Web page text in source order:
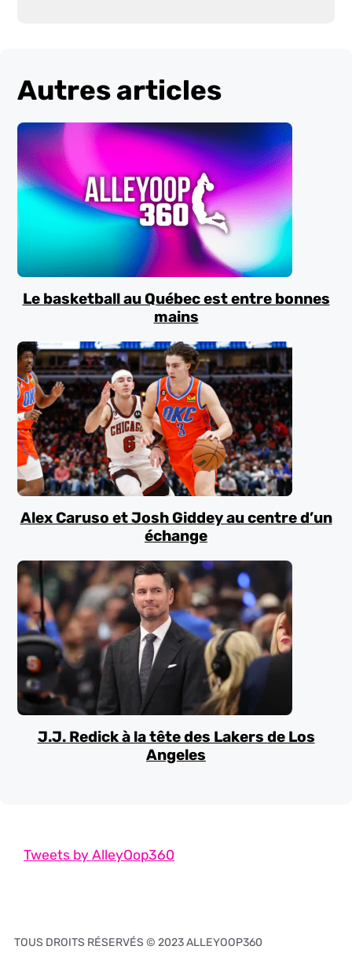
Autres articles
Le basketball au Québec est entre bonnes
mains
Alex Caruso et Josh Giddey au centre d’un
échange
J.J. Redick à la tête des Lakers de Los
Angeles
Tweets by AlleyOop360
TOUS DROITS RÉSERVÉS © 2023 ALLEYOOP360